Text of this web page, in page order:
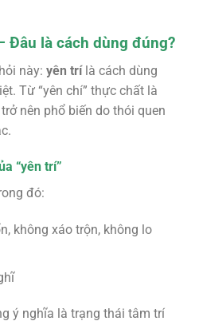
Đâu là cách dùng đúng?
này: yên trílà cách dùng
Từ “yên chí” thực chất là
nên phổ biến do thói quen
“yên trí”
đó:
không xáo trộn, không lo
ý nghĩa là trạng thái tâm trí